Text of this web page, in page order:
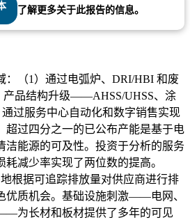
了解更多关于此报告的信息。
：（1）通过电弧炉、DRI/HBI 和废
产品结构升级——AHSS/UHSS、涂
过服务中心自动化和数字销售实现
超过四分之一的已公布产能是基于电
洁能源的可及性。投资于分析的服务
减少率实现了两位数的提高。
根据可追踪排放量对供应商进行排
优质机会。基础设施刺激——电网、
为长材和板材提供了多年的可见